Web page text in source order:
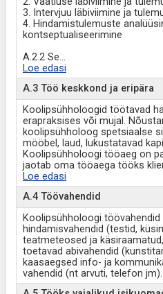
3. Intervjuu läbiviimine ja
4. Hindamistulemuste
kontseptualiseerimine
A.2.2 Se...
Loe edasi
A.3 Töö keskkond ja eripära
Koolipsühholoogid töötavad
erapraksises või mujal.
koolipsühholoog spetsiaalse
mööbel, laud, lukustatavad
Koolipsühholoogi tööaeg on
jaotab oma tööaega tööks
Loe edasi
A.4 Töövahendid
Koolipsühholoogi
hindamisvahendid (testid,
teatmeteosed ja
toetavad abivahendid
kaasaegsed info- ja
vahendid (nt arvuti, telefon jm).